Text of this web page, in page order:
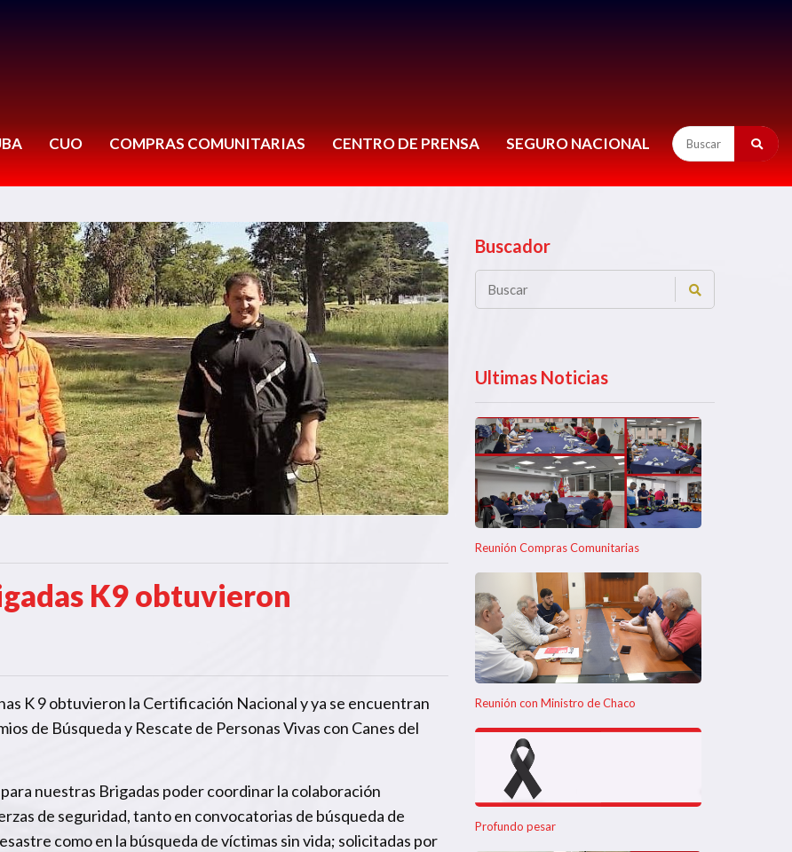
CUO COMPRAS COMUNITARIAS CENTRO DE PRENSA SEGURO NACIONAL
K9 obtuvieron
K 9 obtuvieron la Certificación Nacional y ya se encuentran
de Búsqueda y Rescate de Personas Vivas con Canes del
nuestras Brigadas poder coordinar la colaboración
de seguridad, tanto en convocatorias de búsqueda de
como en la búsqueda de víctimas sin vida; solicitadas por
Buscador
Ultimas Noticias
Reunión Compras Comunitarias
Reunión con Ministro de Chaco
Profundo pesar